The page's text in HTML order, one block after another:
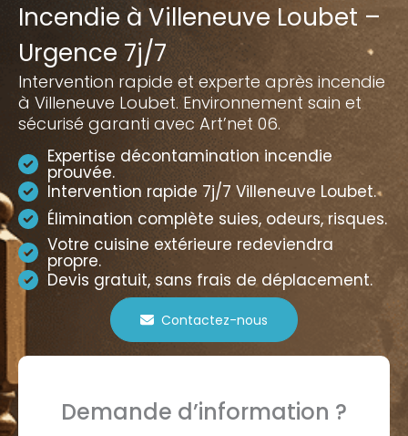
Incendie à Villeneuve Loubet –
Urgence 7j/7
Intervention rapide et experte après incendie
à Villeneuve Loubet. Environnement sain et
sécurisé garanti avec Art’net 06.
Expertise décontamination incendie
prouvée.
Intervention rapide 7j/7 Villeneuve Loubet.
Élimination complète suies, odeurs, risques.
Votre cuisine extérieure redeviendra
propre.
Devis gratuit, sans frais de déplacement.
Contactez-nous
Demande d’information ?